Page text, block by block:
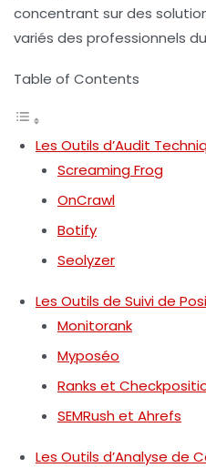
concentrant sur des
variés des professionnels
Table of Contents
Les Outils d’Audit
Screaming Frog
OnCrawl
Botify
Seolyzer
Les Outils de Suivi de
Monitorank
Myposéo
Ranks et
SEMRush et Ahrefs
Les Outils d’Analyse de